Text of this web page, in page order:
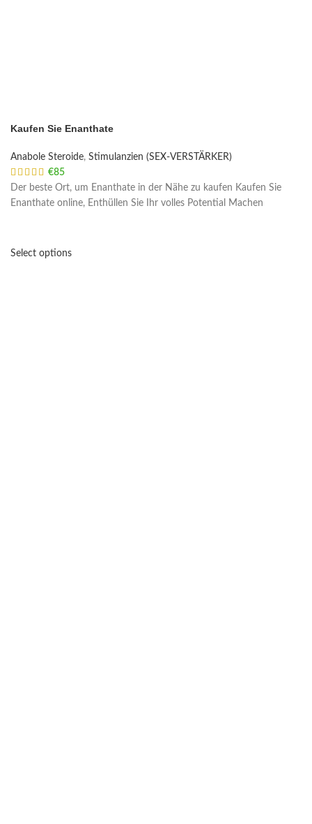
Kaufen Sie Enanthate
Anabole Steroide, Stimulanzien (SEX-VERSTÄRKER)
€85
Der beste Ort, um Enanthate in der Nähe zu kaufen Kaufen Sie
Enanthate online, Enthüllen Sie Ihr volles Potential Machen
Select options